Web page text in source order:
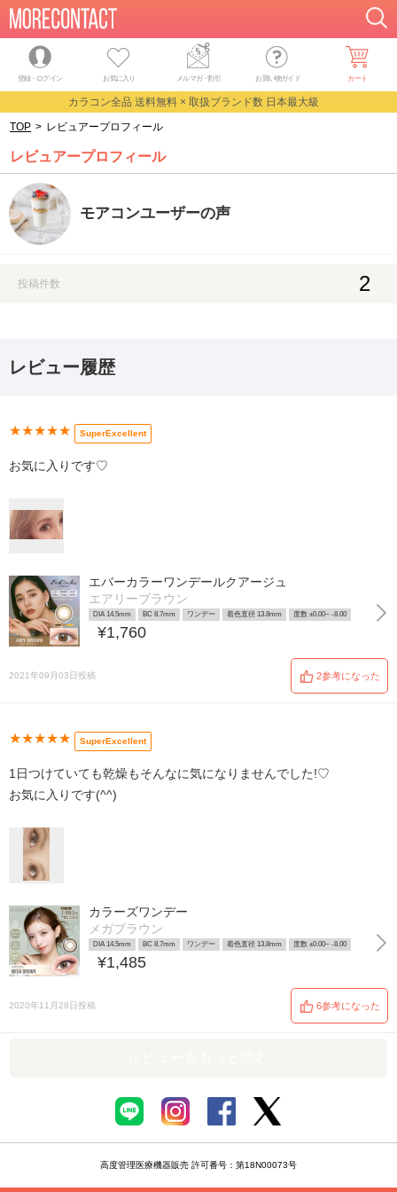
登録・ログイン お気に入り メルマガ・割引 お買い物ガイド カート
カラコン全品 送料無料 × 取扱ブランド数 日本最大級
TOP > レビュアープロフィール
レビュアープロフィール
モアコンユーザーの声
投稿件数 2
レビュー履歴
★★★★★ SuperExcellent
お気に入りです♡
エバーカラーワンデールクアージュ
エアリーブラウン
DIA 14.5mm BC 8.7mm ワンデー 着色直径 13.8mm 度数 ±0.00~ -8.00
¥1,760
2021年09月03日投稿 2参考になった
★★★★★ SuperExcellent
1日つけていても乾燥もそんなに気になりませんでした!♡
お気に入りです(^^)
カラーズワンデー
メガブラウン
DIA 14.5mm BC 8.7mm ワンデー 着色直径 13.8mm 度数 ±0.00~ -8.00
¥1,485
2020年11月28日投稿 6参考になった
高度管理医療機器販売 許可番号：第18N00073号